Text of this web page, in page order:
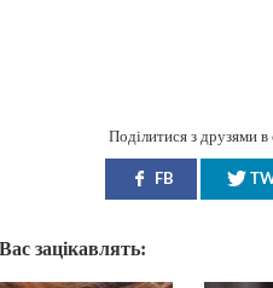
Поділитися з друзями
FB
зацікавлять: